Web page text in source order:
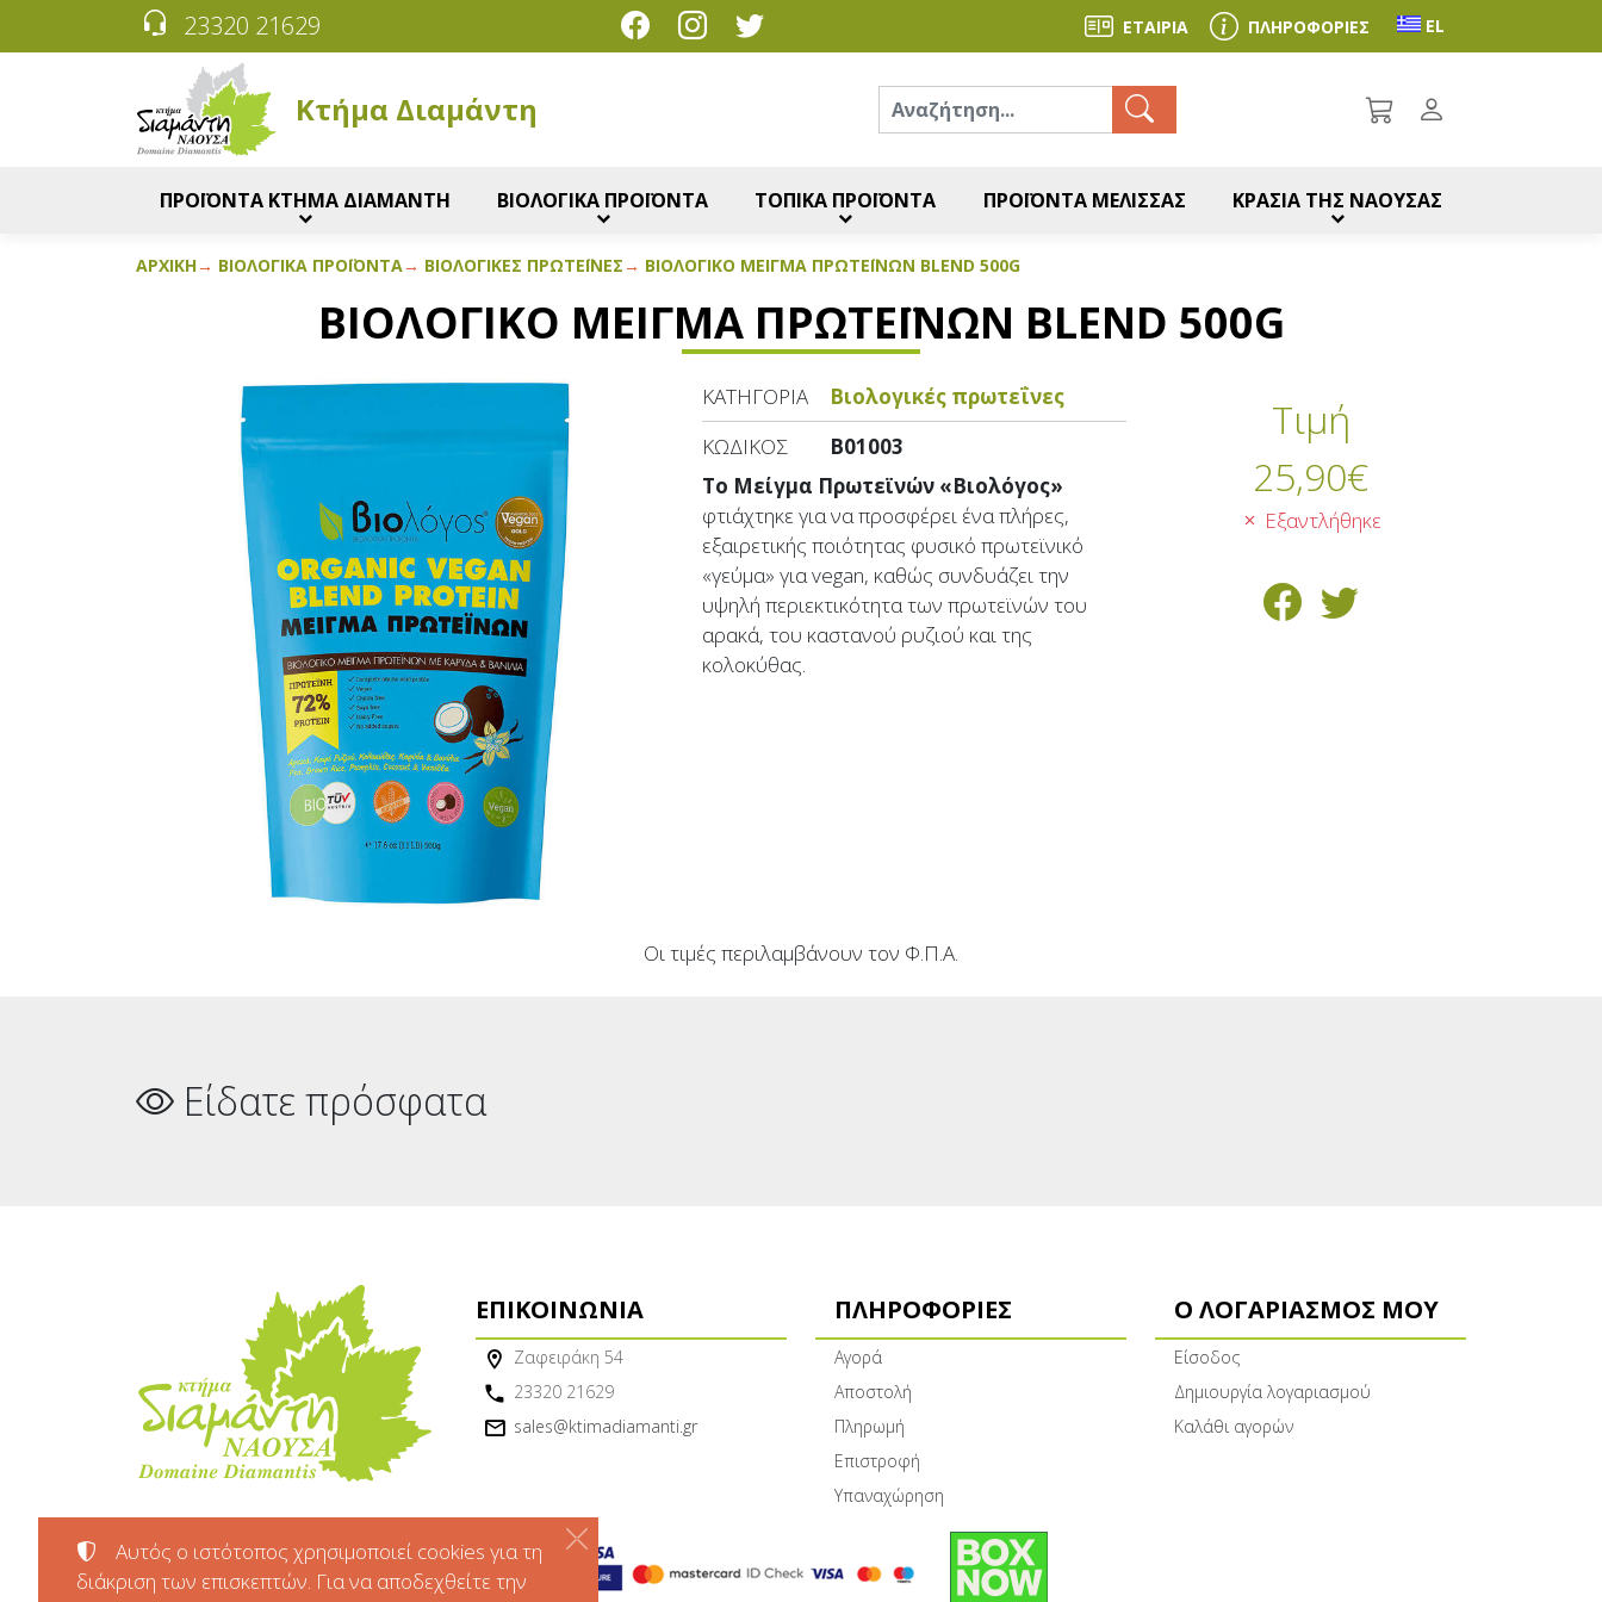
Κτήμα Διαμάντη
23320 21629 ΕΤΑΙΡΙΑ ΠΛΗΡΟΦΟΡΙΕΣ Toggle language
EL
ΠΡΟΪΟΝΤΑ ΚΤΗΜΑ ΔΙΑΜΑΝΤΗ ΒΙΟΛΟΓΙΚΑ ΠΡΟΪΟΝΤΑ ΤΟΠΙΚΑ ΠΡΟΪΟΝΤΑ ΠΡΟΪΟΝΤΑ ΜΕΛΙΣΣΑΣ ΚΡΑΣΙΑ ΤΗΣ ΝΑΟΥΣΑΣ
ΑΡΧΙΚΉ ΒΙΟΛΟΓΙΚΆ ΠΡΟΪΌΝΤΑ ΒΙΟΛΟΓΙΚΈΣ ΠΡΩΤΕΪ́ΝΕΣ ΒΙΟΛΟΓΙΚΌ ΜΕΊΓΜΑ ΠΡΩΤΕΪΝΏΝ BLEND 500G
ΒΙΟΛΟΓΙΚΌ ΜΕΊΓΜΑ ΠΡΩΤΕΪΝΏΝ BLEND 500G
ΚΑΤΗΓΟΡΊΑ
Βιολογικές πρωτεΐνες
ΚΩΔΙΚΌΣ
B01003
Το Μείγμα Πρωτεϊνών «Βιολόγος»
φτιάχτηκε για να προσφέρει ένα πλήρες,
εξαιρετικής ποιότητας φυσικό πρωτεϊνικό
«γεύμα» για vegan, καθώς συνδυάζει την
υψηλή περιεκτικότητα των πρωτεϊνών του
αρακά, του καστανού ρυζιού και της
κολοκύθας.
Τιμή
25,90€
Εξαντλήθηκε
Οι τιμές περιλαμβάνουν τον Φ.Π.Α.
Είδατε πρόσφατα
ΕΠΙΚΟΙΝΩΝΊΑ
Ζαφειράκη 54
23320 21629
sales@ktimadiamanti.gr
ΠΛΗΡΟΦΟΡΊΕΣ
Αγορά
Αποστολή
Πληρωμή
Επιστροφή
Υπαναχώρηση
Ο ΛΟΓΑΡΙΑΣΜΌΣ ΜΟΥ
Είσοδος
Δημιουργία λογαριασμού
Καλάθι αγορών
Αυτός ο ιστότοπος χρησιμοποιεί cookies για τη
διάκριση των επισκεπτών. Για να αποδεχθείτε την